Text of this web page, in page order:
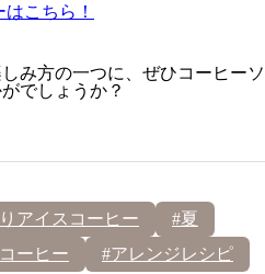
こちら！
み方の一つに、ぜひコーヒーソ
でしょうか？
アイスコーヒー
#夏
ーヒー #アレンジレシピ